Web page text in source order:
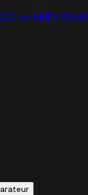
ch MHEV BVM6